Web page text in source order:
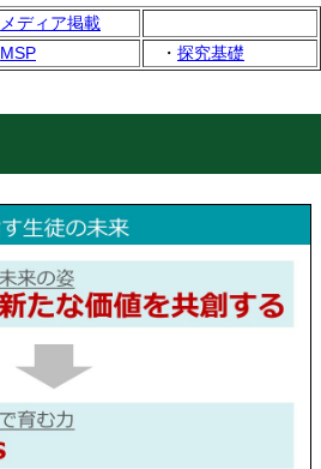
メディア掲載
MSP ・ 探究基礎